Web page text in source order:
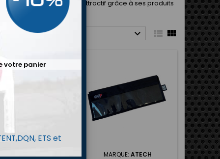
catalogue complet et attractif grâce à ses produits
par : Choisir   
MARQUE: ATECH
votre panier
ETS et